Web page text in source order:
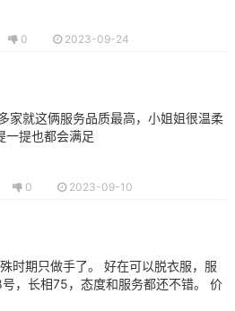
0 2023-09-24
家就这俩服务品质最高，小姐姐很温柔
一提也都会满足
0 2023-09-10
时期只做手了。 好在可以脱衣服，服
，长相75，态度和服务都还不错。 价